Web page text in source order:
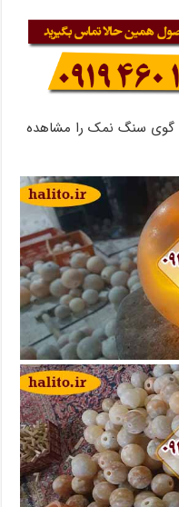
گوی سنگ نمک را مشاهده